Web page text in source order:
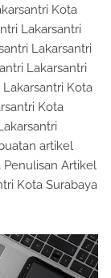
Kota
Lakarsantri
Lakarsantri
Lakarsantri
Lakarsantri Kota
Kota
artikel
Penulisan Artikel
Kota Surabaya